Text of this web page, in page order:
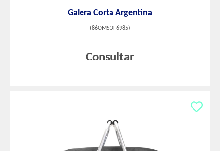
Galera Corta Argentina
(86OMSOF6985)
Consultar